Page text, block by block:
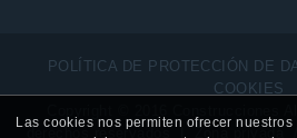
POLÍTICA DE PROTECCIÓN DE
COOKIES
derechos reservados |
Las cookies nos permiten ofrecer